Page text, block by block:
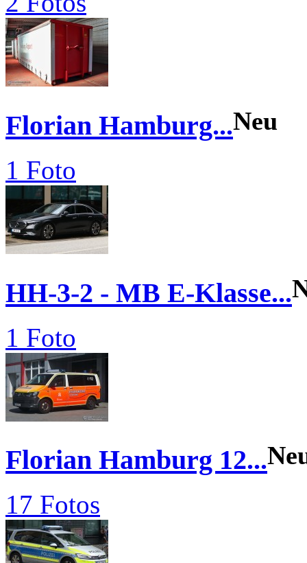
Florian Hamburg...Neu
1 Foto
HH-3-2 - MB E-Klasse...
1 Foto
Florian Hamburg 12...
17 Fotos